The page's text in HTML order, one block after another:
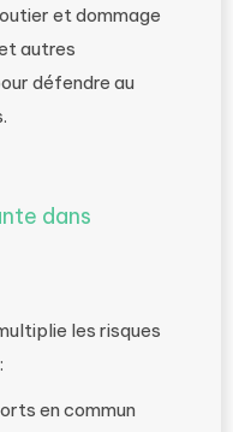
et dommage
autres
défendre au
dans
les risques
en commun